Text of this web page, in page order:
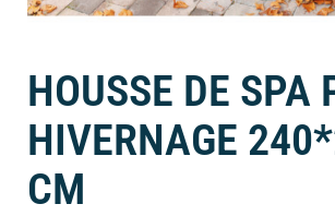
HOUSSE DE SPA
HIVERNAGE
CM